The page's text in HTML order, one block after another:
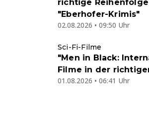
richtige
"Eberhofer-Krimis"
02.08.2026 • 09:50 Uhr
Sci-Fi-Filme
"Men in Black:
Filme in der
01.08.2026 • 06:41 Uhr